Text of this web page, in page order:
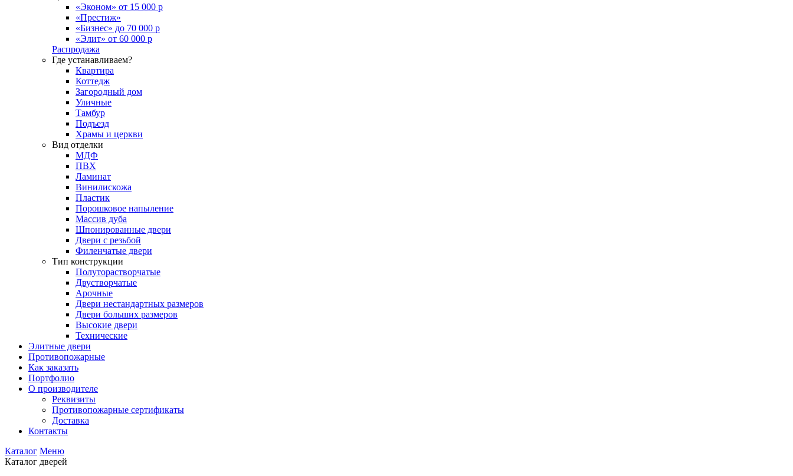
«Эконом» от 15 000 р
«Престиж»
«Бизнес» до 70 000 р
«Элит» от 60 000 р
Распродажа
Где устанавливаем?
Квартира
Коттедж
Загородный дом
Уличные
Тамбур
Подъезд
Храмы и церкви
Вид отделки
МДФ
ПВХ
Ламинат
Винилискожа
Пластик
Порошковое напыление
Массив дуба
Шпонированные двери
Двери с резьбой
Филенчатые двери
Тип конструкции
Полуторастворчатые
Двустворчатые
Арочные
Двери нестандартных размеров
Двери больших размеров
Высокие двери
Технические
Элитные двери
Противопожарные
Как заказать
Портфолио
О производителе
Реквизиты
Противопожарные сертификаты
Доставка
Контакты
Каталог Меню
Каталог дверей